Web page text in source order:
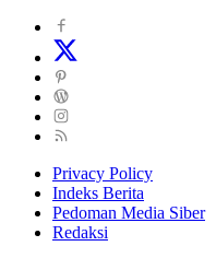
Privacy Policy
Indeks Berita
Pedoman Media Siber
Redaksi